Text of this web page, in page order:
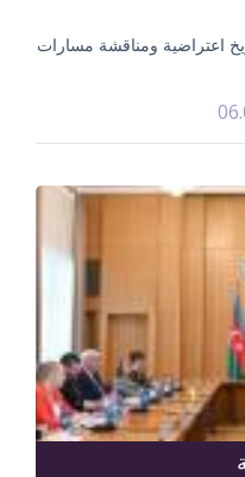
اعتراضية ومناقشة مسارات